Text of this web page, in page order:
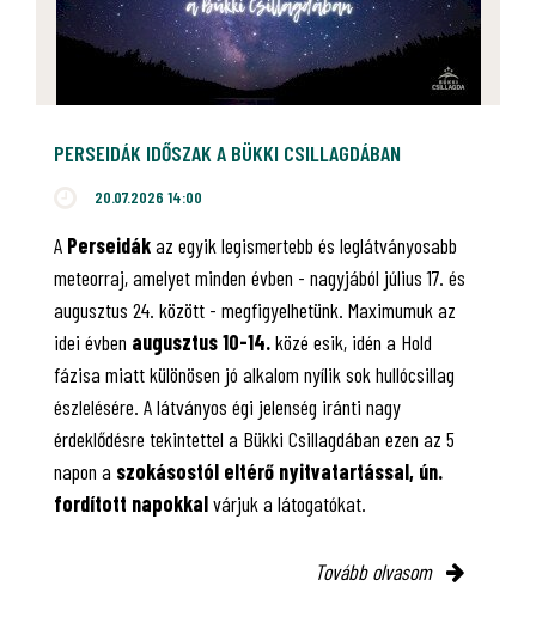
PERSEIDÁK IDŐSZAK A BÜKKI CSILLAGDÁBAN
20.07.2026 14:00
A Perseidákaz egyik legismertebb és leglátványosabb
meteorraj, amelyet minden évben - nagyjából július 17. és
augusztus 24. között - megfigyelhetünk. Maximumuk az
idei évben augusztus 10-14.közé esik, idén a Hold
fázisa miatt különösen jó alkalom nyílik sok hullócsillag
észlelésére. A látványos égi jelenség iránti nagy
érdeklődésre tekintettel a Bükki Csillagdában ezen az 5
napon a szokásostól eltérő nyitvatartással, ún.
fordított napokkalvárjuk a látogatókat.
Tovább olvasom